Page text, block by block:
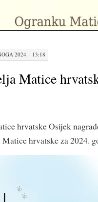
2024. · 13:18
Matice
hrvatske Osijek
hrvatske za 2024.